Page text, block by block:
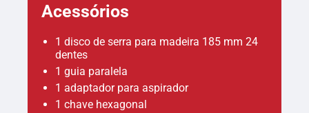
Acessórios
1 disco de serra para madeira 185 mm 24
dentes
1 guia paralela
1 adaptador para aspirador
1 chave hexagonal